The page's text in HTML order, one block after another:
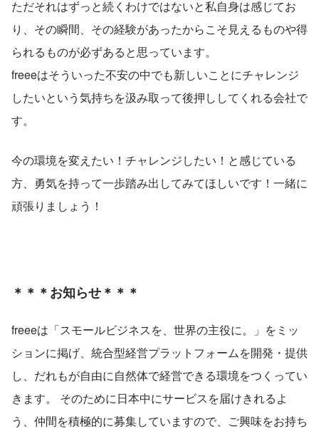
ただそれはずっと続くわけではないと私自身は感じてお
り、その瞬間、その経験があったからこそ見えるものや得
られるものが必ずあると思っています。
freeeはそういった不安の中でも新しいことにチャレンジ
したいという気持ちを汲み取って後押ししてくれる会社で
す。
今の環境を変えたい！チャレンジしたい！と感じている
方、勇気を持って一歩踏み出してみてほしいです！一緒に
頑張りましょう！
＊＊＊お知らせ＊＊＊
freeeは「スモールビジネスを、世界の主役に。」をミッ
ションに掲げ、統合型経営プラットフォームを開発・提供
し、だれもが自由に自然体で経営できる環境をつくってい
きます。 そのために日本中にサービスを届けきれるよ
う、仲間を積極的に募集していますので、ご興味をお持ち